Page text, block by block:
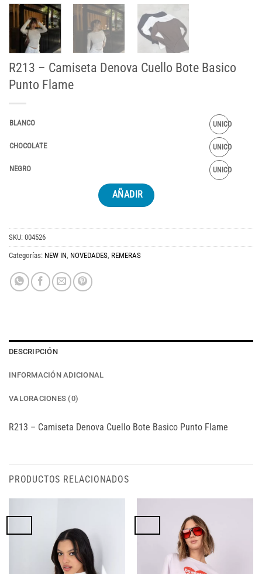
R213 – Camiseta Denova Cuello Bote Basico
Punto Flame
BLANCO UNICO
CHOCOLATE UNICO
NEGRO UNICO
AÑADIR
SKU: 004526
Categorías: NEW IN, NOVEDADES, REMERAS
DESCRIPCIÓN
INFORMACIÓN ADICIONAL
VALORACIONES (0)
R213 – Camiseta Denova Cuello Bote Basico Punto Flame
PRODUCTOS RELACIONADOS